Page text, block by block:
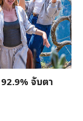
จับตา